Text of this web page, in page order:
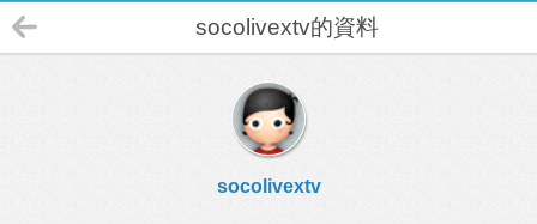
socolivextv的資料
socolivextv